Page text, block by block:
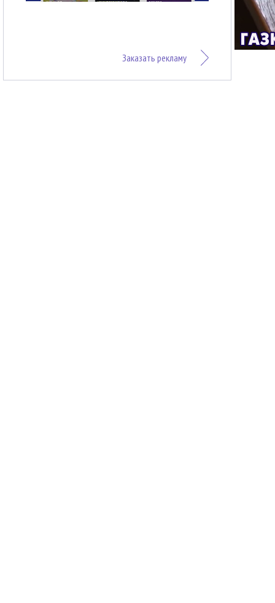
Заказать рекламу